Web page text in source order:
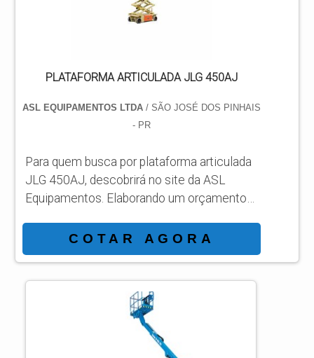
empresa com alto know-how em
PLATAFORMA ARTICULADA JLG 450AJ
ASL EQUIPAMENTOS LTDA/ SÃO JOSÉ DOS PINHAIS
- PR
Para quem busca por plataforma articulada
JLG 450AJ, descobrirá no site da ASL
Equipamentos. Elaborando um orçamento
conhecendo a líder da área de atuação.
Quando a temática é plataforma articulada
atingirá eficiência com comprometimento
com os resultados dos clientes.
DIFERENCIAIS IMPORTANTES DE
PLATAFORMA ARTICULADA JLG 450AJ
COTAR AGORA